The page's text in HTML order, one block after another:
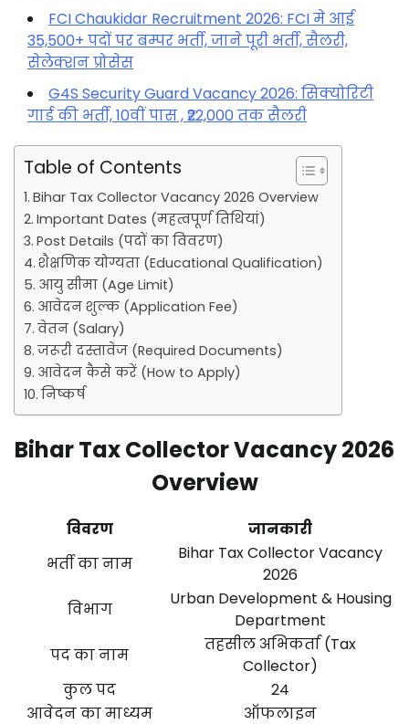
FCI Chaukidar Recruitment 2026: FCI मे आई
35,500+ पदों पर बम्पर भर्ती, जाने पूरी भर्ती, सैलरी,
सेलेक्शन प्रोसेस
G4S Security Guard Vacancy 2026: सिक्योरिटी
गार्ड की भर्ती, 10वीं पास , ₹22,000 तक सैलरी
Table of Contents
Bihar Tax Collector Vacancy 2026 Overview
Important Dates (महत्वपूर्ण तिथियां)
Post Details (पदों का विवरण)
शैक्षणिक योग्यता (Educational Qualification)
आयु सीमा (Age Limit)
आवेदन शुल्क (Application Fee)
वेतन (Salary)
जरूरी दस्तावेज (Required Documents)
आवेदन कैसे करें (How to Apply)
निष्कर्ष
Bihar Tax Collector Vacancy 2026
Overview
विवरण
जानकारी
भर्ती का नाम
Bihar Tax Collector Vacancy
2026
विभाग
Urban Development & Housing
Department
पद का नाम
तहसील अभिकर्ता (Tax
Collector)
कुल पद
24
आवेदन का माध्यम
ऑफलाइन